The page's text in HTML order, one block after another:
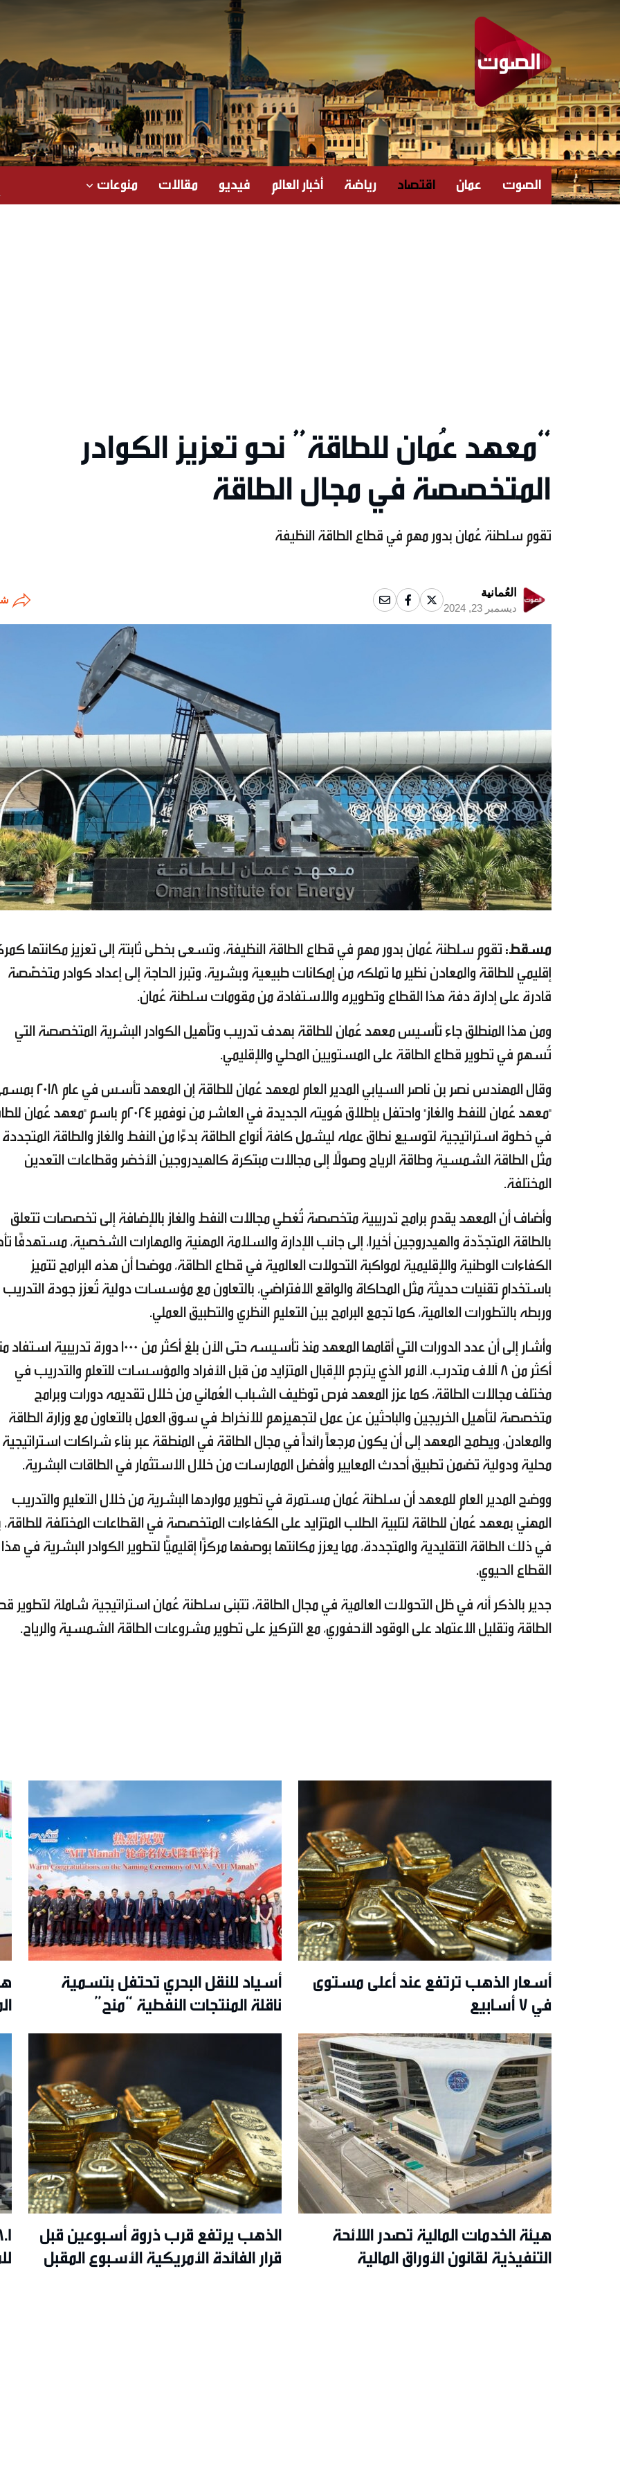
الصوت عمان اقتصاد رياضة أخبار العالم فيديو مقالات منوعات
“معهد عُمان للطاقة” نحو تعزيز الكوادر
المتخصصة في مجال الطاقة
تقوم سلطنة عُمان بدور مهم في قطاع الطاقة النظيفة
العُمانية
ديسمبر 23, 2024
مسقط: تقوم سلطنة عُمان بدور مهم في قطاع الطاقة النظيفة، وتسعى بخطى ثابتة إلى تعزيز مكانتها
إقليمي للطاقة والمعادن نظير ما تملكه من إمكانات طبيعية وبشرية، وتبرز الحاجة إلى إعداد كوادر متخصّصة
قادرة على إدارة دفة هذا القطاع وتطويره والاستفادة من مقومات سلطنة عُمان.
ومن هذا المنطلق جاء تأسيس معهد عُمان للطاقة بهدف تدريب وتأهيل الكوادر البشرية المتخصصة التي
تُسهم في تطوير قطاع الطاقة على المستويين المحلي والإقليمي.
وقال المهندس نصر بن ناصر السيابي المدير العام لمعهد عُمان للطاقة إن
"معهد عُمان للنفط والغاز" واحتفل بإطلاق هُويته الجديدة في العاشر من نوفمبر 2024م باسم
في خطوة استراتيجية لتوسيع نطاق عمله ليشمل كافة أنواع الطاقة بدءًا من النفط والغاز والطاقة المتجددة
مثل الطاقة الشمسية وطاقة الرياح وصولًا إلى مجالات مبتكرة كالهيدروجين الأخضر وقطاعات التعدين
المختلفة.
وأضاف أن المعهد يقدم برامج تدريبية متخصصة تُغطي مجالات النفط والغاز بالإضافة إلى تخصصات تتعلق
بالطاقة المتجدّدة والهيدروجين أخيرا، إلى جانب الإدارة والسلامة المهنية والمهارات الشخصية، مستهدفًا
الكفاءات الوطنية والإقليمية لمواكبة التحولات العالمية في قطاع الطاقة، موضحا أن هذه البرامج تتميز
باستخدام تقنيات حديثة مثل المحاكاة والواقع الافتراضي، بالتعاون مع مؤسسات دولية تُعزز جودة التدريب
وربطه بالتطورات العالمية، كما تجمع البرامج بين التعليم النظري والتطبيق العملي.
وأشار إلى أن عدد الدورات التي أقامها المعهد منذ تأسيسه حتى الآن بلغ أكثر من 1000 دورة
أكثر من 8 آلاف متدرب، الأمر الذي يترجم الإقبال المتزايد من قبل الأفراد والمؤسسات للتعلم والتدريب في
مختلف مجالات الطاقة، كما عزز المعهد فرص توظيف الشباب العُماني من خلال تقديمه دورات وبرامج
متخصصة لتأهيل الخريجين والباحثين عن عمل لتجهيزهم للانخراط في سوق العمل بالتعاون مع وزارة الطاقة
والمعادن، ويطمح المعهد إلى أن يكون مرجعاً رائداً في مجال الطاقة في المنطقة عبر بناء شراكات استراتيجية
محلية ودولية تضمن تطبيق أحدث المعايير وأفضل الممارسات من خلال الاستثمار في الطاقات البشرية.
ووضح المدير العام للمعهد أن سلطنة عُمان مستمرة في تطوير مواردها البشرية من خلال التعليم والتدريب
المهني بمعهد عُمان للطاقة لتلبية الطلب المتزايد على الكفاءات المتخصصة في القطاعات المختلفة للطاقة،
في ذلك الطاقة التقليدية والمتجددة، مما يعزز مكانتها بوصفها مركزًا إقليميًّا لتطوير الكوادر البشرية في هذا
القطاع الحيوي.
جدير بالذكر أنه في ظل التحولات العالمية في مجال الطاقة، تتبنى سلطنة عُمان استراتيجية شاملة لتطوير
الطاقة وتقليل الاعتماد على الوقود الأحفوري، مع التركيز على تطوير مشروعات الطاقة الشمسية والرياح.
أسعار الذهب ترتفع عند أعلى مستوى
في 7 أسابيع
أسياد للنقل البحري تحتفل بتسمية
ناقلة المنتجات النفطية “منح”
هيئة الخدمات المالية تصدر اللائحة
التنفيذية لقانون الأوراق المالية
الذهب يرتفع قرب ذروة أسبوعين قبل
قرار الفائدة الأمريكية الأسبوع المقبل